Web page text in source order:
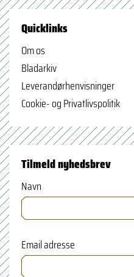
Quicklinks
Om os
Bladarkiv
Leverandørhenvisninger
Cookie- og Privatlivspolitik
Tilmeld nyhedsbrev
Navn
Email adresse